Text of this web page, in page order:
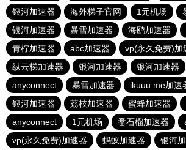
银河加速器
海外梯子官网 1元机场
银河加速器
暴雪加速器 海鸥加速器
青柠加速器
abc加速器
vp(永久免费)加
纵云梯加速器
银河加速器 银河加速器
anyconnect
暴雪加速器
ikuuu.me加速
银河加速器
荔枝加速器 蜜蜂加速器
anyconnect
1元机场 番石榴加速器
vp(永久免费)加速器
蚂蚁加速器 银河